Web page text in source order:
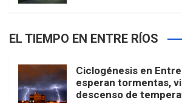
EL TIEMPO EN ENTRE RÍOS
Ciclogénesis en
esperan tormentas,
descenso de